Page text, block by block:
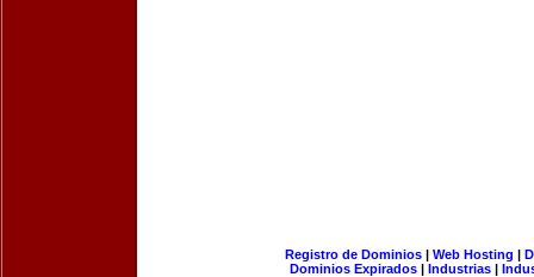
Registro de Dominios| Web Hosting |
Dominios Expirados | Industrias |